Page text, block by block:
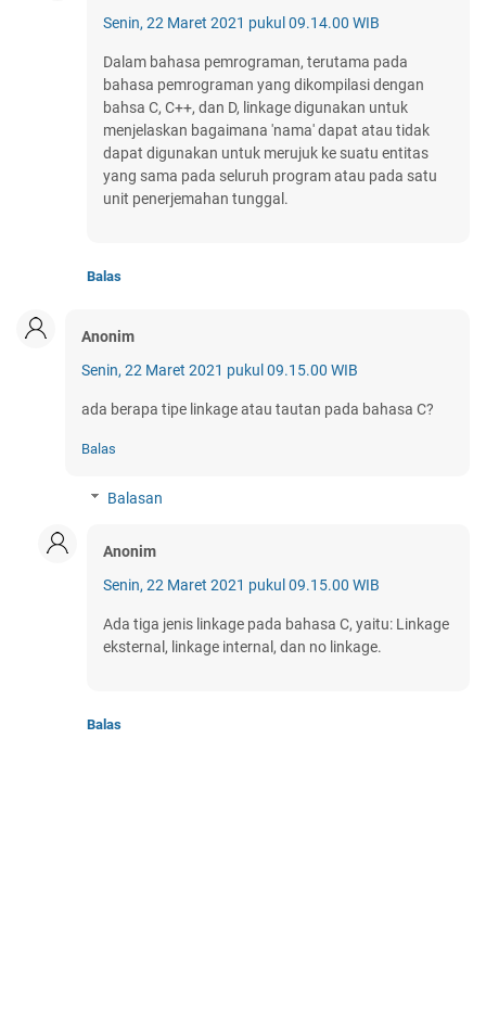
Senin, 22 Maret 2021 pukul 09.14.00 WIB
Dalam bahasa pemrograman, terutama pada
bahasa pemrograman yang dikompilasi dengan
bahsa C, C++, dan D, linkage digunakan untuk
menjelaskan bagaimana 'nama' dapat atau tidak
dapat digunakan untuk merujuk ke suatu entitas
yang sama pada seluruh program atau pada satu
unit penerjemahan tunggal.
Balas
Anonim
Senin, 22 Maret 2021 pukul 09.15.00 WIB
ada berapa tipe linkage atau tautan pada bahasa C?
Balas
Balasan
Anonim
Senin, 22 Maret 2021 pukul 09.15.00 WIB
Ada tiga jenis linkage pada bahasa C, yaitu: Linkage
eksternal, linkage internal, dan no linkage.
Balas